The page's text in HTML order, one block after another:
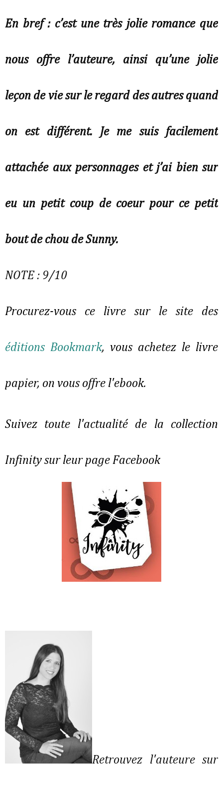
En bref : c’est une très jolie romance que
nous offre l’auteure, ainsi qu’une jolie
leçon de vie sur le regard des autres quand
on est différent. Je me suis facilement
attachée aux personnages et j’ai bien sur
eu un petit coup de coeur pour ce petit
bout de chou de Sunny.
NOTE : 9/10
Procurez-vous ce livre sur le site des
éditions Bookmark, vous achetez le livre
papier, on vous offre l'ebook.
Suivez toute l'actualité de la collection
Infinity sur leur page Facebook
Retrouvez l'auteure sur